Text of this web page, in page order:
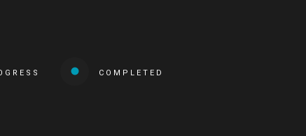
COMPLETED